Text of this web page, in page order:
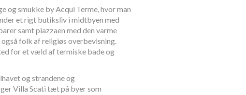
og smukke by Acqui Terme, hvor man
et rigt butiksliv i midtbyen med
samt piazzaen med den varme
folk af religiøs overbevisning.
for et væld af termiske bade og
og strandene og
Villa Scati tæt på byer som